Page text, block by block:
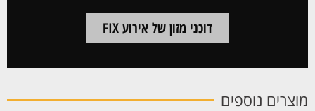
דוכני מזון של אירוע FIX
מוצרים נוספים